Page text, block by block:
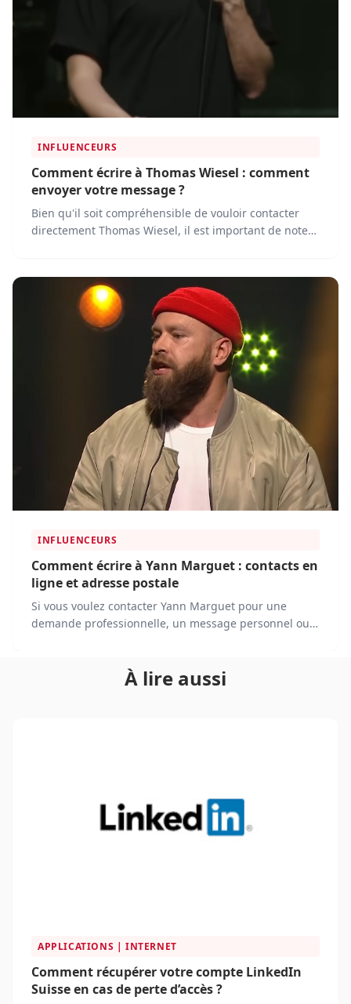
INFLUENCEURS
Comment écrire à Thomas Wiesel : comment
envoyer votre message ?
Bien qu'il soit compréhensible de vouloir contacter
directement Thomas Wiesel, il est important de noter
mail ou son numéro de téléphone, au public.
INFLUENCEURS
Comment écrire à Yann Marguet : contacts en
ligne et adresse postale
Si vous voulez contacter Yann Marguet pour une
demande professionnelle, un message personnel ou
À lire aussi
APPLICATIONS | INTERNET
Comment récupérer votre compte LinkedIn
Suisse en cas de perte d’accès ?